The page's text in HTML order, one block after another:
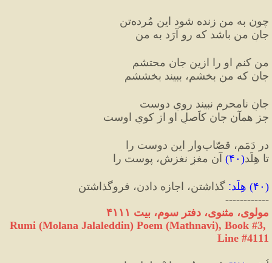
چون به من زنده شود این مُرده‌تن
جانِ من باشد که رو آرَد به من
من کنم او را ازین جان محتشم
جان که من بخشم، ببیند بخششم
جانِ نامحرم نبیند رویِ دوست
جز همآن جان کاَصلِ او از کویِ اوست
در دَمَم، قصّاب‌وار این دوست را
تا هِلَد( ۴۰) آن مغزِ نغزش، پوست را
( ۴۰) هِلَد: گذاشتن، اجازه دادن، فروگذاشتن
------------
مولوی، مثنوی، دفتر سوم، بیت ۴۱۱۱
Rumi (Molana Jalaleddin) Poem (Mathnavi), Book #3,
Line #4111